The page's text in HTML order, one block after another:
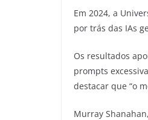
Em 2024, a
por trás das IAs
Os resultados
prompts
destacar que “o
Murray